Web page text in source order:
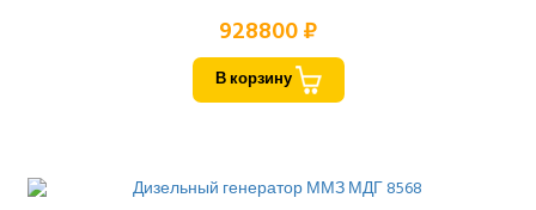
928800 ₽
В корзину